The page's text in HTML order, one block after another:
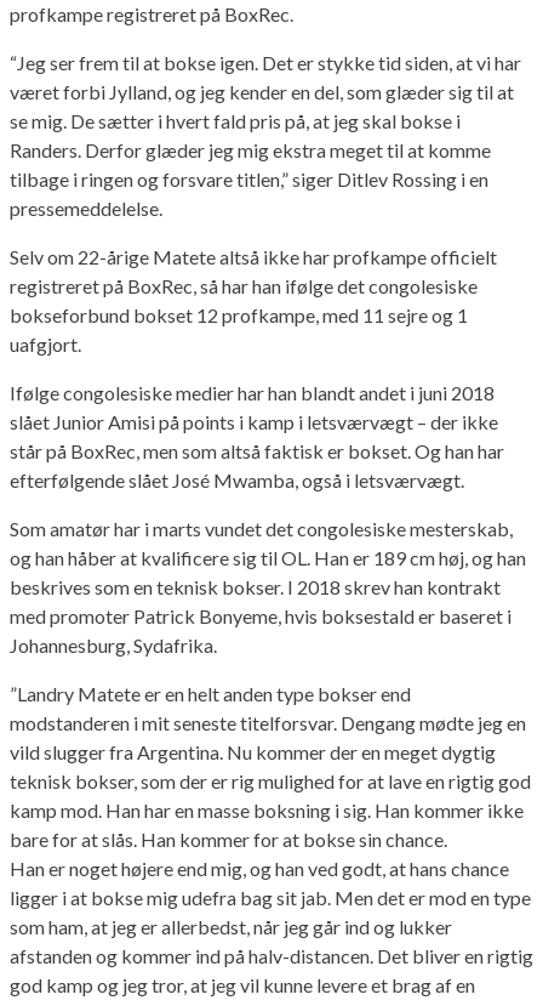
profkampe registreret på BoxRec.
“Jeg ser frem til at bokse igen. Det er stykke tid siden, at vi har
været forbi Jylland, og jeg kender en del, som glæder sig til at
se mig. De sætter i hvert fald pris på, at jeg skal bokse i
Randers. Derfor glæder jeg mig ekstra meget til at komme
tilbage i ringen og forsvare titlen,” siger Ditlev Rossing i en
pressemeddelelse.
Selv om 22-årige Matete altså ikke har profkampe officielt
registreret på BoxRec, så har han ifølge det congolesiske
bokseforbund bokset 12 profkampe, med 11 sejre og 1
uafgjort.
Ifølge congolesiske medier har han blandt andet i juni 2018
slået Junior Amisi på points i kamp i letsværvægt – der ikke
står på BoxRec, men som altså faktisk er bokset. Og han har
efterfølgende slået José Mwamba, også i letsværvægt.
Som amatør har i marts vundet det congolesiske mesterskab,
og han håber at kvalificere sig til OL. Han er 189 cm høj, og han
beskrives som en teknisk bokser. I 2018 skrev han kontrakt
med promoter Patrick Bonyeme, hvis boksestald er baseret i
Johannesburg, Sydafrika.
”Landry Matete er en helt anden type bokser end
modstanderen i mit seneste titelforsvar. Dengang mødte jeg en
vild slugger fra Argentina. Nu kommer der en meget dygtig
teknisk bokser, som der er rig mulighed for at lave en rigtig god
kamp mod. Han har en masse boksning i sig. Han kommer ikke
bare for at slås. Han kommer for at bokse sin chance.
Han er noget højere end mig, og han ved godt, at hans chance
ligger i at bokse mig udefra bag sit jab. Men det er mod en type
som ham, at jeg er allerbedst, når jeg går ind og lukker
afstanden og kommer ind på halv-distancen. Det bliver en rigtig
god kamp og jeg tror, at jeg vil kunne levere et brag af en